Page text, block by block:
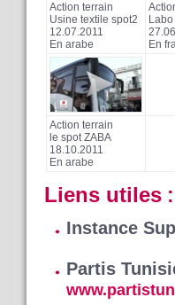
Action terrain
Usine textile spot2
12.07.2011
En arabe
En
Action terrain
le spot ZABA
18.10.2011
En arabe
Liens utiles :
Instance
Partis